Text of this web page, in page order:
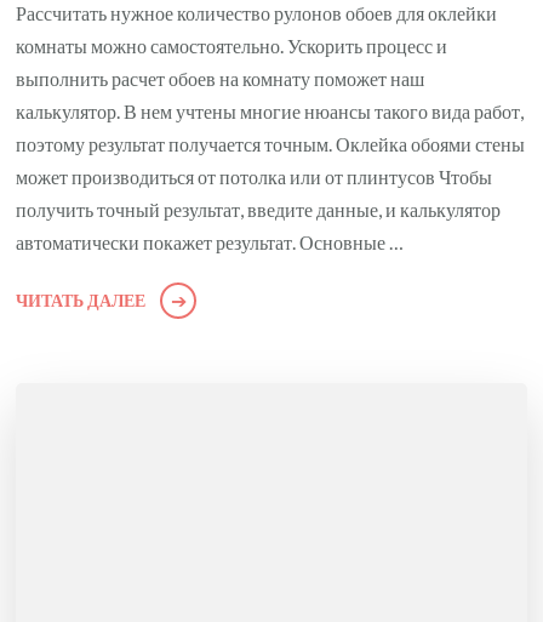
Рассчитать нужное количество рулонов обоев для оклейки
комнаты можно самостоятельно. Ускорить процесс и
выполнить расчет обоев на комнату поможет наш
калькулятор. В нем учтены многие нюансы такого вида работ,
поэтому результат получается точным. Оклейка обоями стены
может производиться от потолка или от плинтусов Чтобы
получить точный результат, введите данные, и калькулятор
автоматически покажет результат. Основные …
ЧИТАТЬ ДАЛЕЕ